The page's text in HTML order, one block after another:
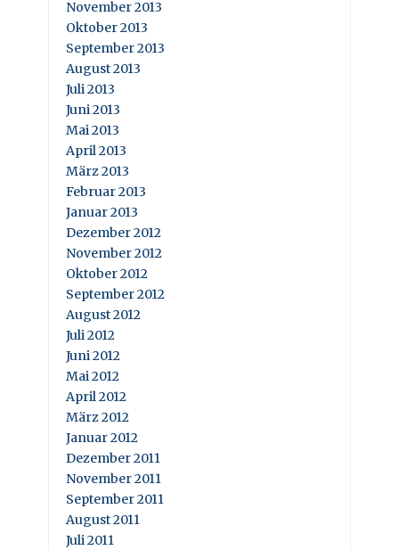
November 2013
Oktober 2013
September 2013
August 2013
Juli 2013
Juni 2013
Mai 2013
April 2013
März 2013
Februar 2013
Januar 2013
Dezember 2012
November 2012
Oktober 2012
September 2012
August 2012
Juli 2012
Juni 2012
Mai 2012
April 2012
März 2012
Januar 2012
Dezember 2011
November 2011
September 2011
August 2011
Juli 2011